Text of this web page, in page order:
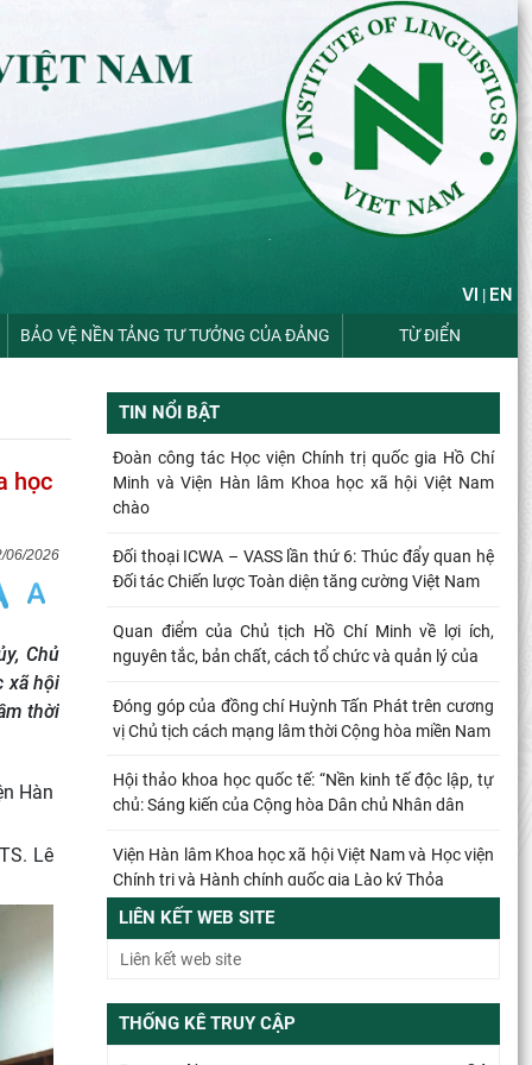
VI | EN
BẢO VỆ NỀN TẢNG TƯ TƯỞNG CỦA ĐẢNG TỪ ĐIỂN
học
06/2026
Chủ
xã hội
thời
Hàn
Lê
TIN NỔI BẬT
Đoàn công tác Học viện Chính trị quốc gia Hồ Chí
Minh và Viện Hàn lâm Khoa học xã hội Việt Nam
chào
Đối thoại ICWA – VASS lần thứ 6: Thúc đẩy quan hệ
Đối tác Chiến lược Toàn diện tăng cường Việt Nam
Quan điểm của Chủ tịch Hồ Chí Minh về lợi ích,
nguyên tắc, bản chất, cách tổ chức và quản lý của
Đóng góp của đồng chí Huỳnh Tấn Phát trên cương
vị Chủ tịch cách mạng lâm thời Cộng hòa miền Nam
Hội thảo khoa học quốc tế: “Nền kinh tế độc lập, tự
chủ: Sáng kiến của Cộng hòa Dân chủ Nhân dân
Viện Hàn lâm Khoa học xã hội Việt Nam và Học viện
Chính trị và Hành chính quốc gia Lào ký Thỏa
Đổi mới công tác kiểm tra, giám sát tại Chi bộ Viện
Nhà nước và Pháp luật: Gắn siết chặt kỷ cương
Từ quan niệm của C.Mác về công bằng phân phối
đến nguyên tắc phân phối trong nền kinh tế thị
LIÊN KẾT WEB SITE
THỐNG KÊ TRUY CẬP